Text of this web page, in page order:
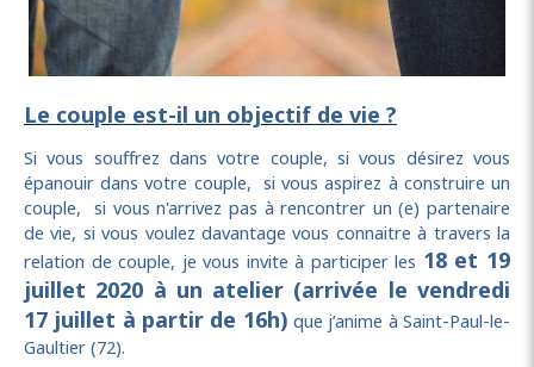
Le couple est-il un objectif de vie ?
Si vous souffrez dans votre couple, si vous désirez vous
épanouir dans votre couple, si vous aspirez à construire un
couple, si vous n'arrivez pas à rencontrer un (e) partenaire
de vie, si vous voulez davantage vous connaitre à travers la
relation de couple, je vous invite à participer les 18 et 19
juillet 2020 à un atelier (arrivée le vendredi
17 juillet à partir de 16h) que j’anime à Saint-Paul-le-
Gaultier (72).